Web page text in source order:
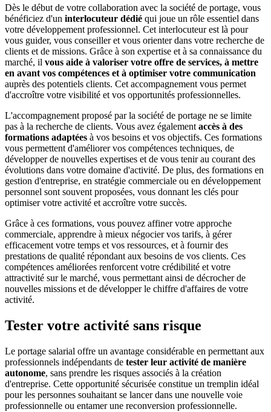
Dès le début de votre collaboration avec la société de portage, vous
bénéficiez d'un interlocuteur dédié qui joue un rôle essentiel dans
votre développement professionnel. Cet interlocuteur est là pour
vous guider, vous conseiller et vous orienter dans votre recherche de
clients et de missions. Grâce à son expertise et à sa connaissance du
marché, il vous aide à valoriser votre offre de services, à mettre
en avant vos compétences et à optimiser votre communication
auprès des potentiels clients. Cet accompagnement vous permet
d'accroître votre visibilité et vos opportunités professionnelles.
L'accompagnement proposé par la société de portage ne se limite
pas à la recherche de clients. Vous avez également accès à des
formations adaptées à vos besoins et vos objectifs. Ces formations
vous permettent d'améliorer vos compétences techniques, de
développer de nouvelles expertises et de vous tenir au courant des
évolutions dans votre domaine d'activité. De plus, des formations en
gestion d'entreprise, en stratégie commerciale ou en développement
personnel sont souvent proposées, vous donnant les clés pour
optimiser votre activité et accroître votre succès.
Grâce à ces formations, vous pouvez affiner votre approche
commerciale, apprendre à mieux négocier vos tarifs, à gérer
efficacement votre temps et vos ressources, et à fournir des
prestations de qualité répondant aux besoins de vos clients. Ces
compétences améliorées renforcent votre crédibilité et votre
attractivité sur le marché, vous permettant ainsi de décrocher de
nouvelles missions et de développer le chiffre d'affaires de votre
activité.
Tester votre activité sans risque
Le portage salarial offre un avantage considérable en permettant aux
professionnels indépendants de tester leur activité de manière
autonome, sans prendre les risques associés à la création
d'entreprise. Cette opportunité sécurisée constitue un tremplin idéal
pour les personnes souhaitant se lancer dans une nouvelle voie
professionnelle ou entamer une reconversion professionnelle.